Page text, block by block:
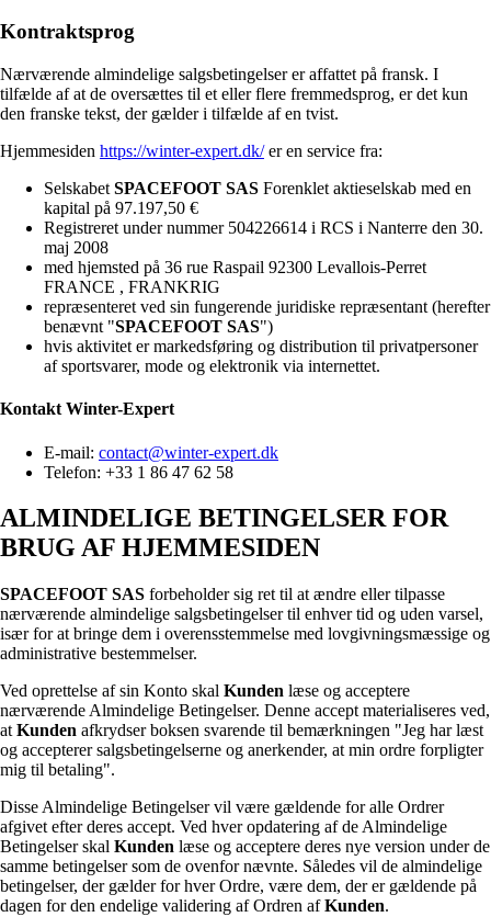
Kontraktsprog
Nærværende almindelige salgsbetingelser er affattet på fransk. I
tilfælde af at de oversættes til et eller flere fremmedsprog, er det kun
den franske tekst, der gælder i tilfælde af en tvist.
Hjemmesiden https://winter-expert.dk/er en service fra:
Selskabet SPACEFOOT SAS Forenklet aktieselskab med en
kapital på 97.197,50 €
Registreret under nummer 504226614 i RCS i Nanterre den 30.
maj 2008
med hjemsted på 36 rue Raspail 92300 Levallois-Perret
FRANCE , FRANKRIG
repræsenteret ved sin fungerende juridiske repræsentant (herefter
benævnt "SPACEFOOT SAS")
hvis aktivitet er markedsføring og distribution til privatpersoner
af sportsvarer, mode og elektronik via internettet.
Kontakt Winter-Expert
E-mail: contact@winter-expert.dk
Telefon: +33 1 86 47 62 58
ALMINDELIGE BETINGELSER FOR
BRUG AF HJEMMESIDEN
SPACEFOOT SAS forbeholder sig ret til at ændre eller tilpasse
nærværende almindelige salgsbetingelser til enhver tid og uden varsel,
især for at bringe dem i overensstemmelse med lovgivningsmæssige og
administrative bestemmelser.
Ved oprettelse af sin Konto skal Kunden læse og acceptere
nærværende Almindelige Betingelser. Denne accept materialiseres ved,
at Kunden afkrydser boksen svarende til bemærkningen "Jeg har læst
og accepterer salgsbetingelserne og anerkender, at min ordre forpligter
mig til betaling".
Disse Almindelige Betingelser vil være gældende for alle Ordrer
afgivet efter deres accept. Ved hver opdatering af de Almindelige
Betingelser skal Kunden læse og acceptere deres nye version under de
samme betingelser som de ovenfor nævnte. Således vil de almindelige
betingelser, der gælder for hver Ordre, være dem, der er gældende på
dagen for den endelige validering af Ordren afKunden.